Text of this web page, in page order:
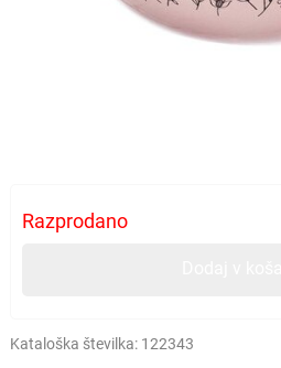
Razprodano
Kataloška številka: 122343